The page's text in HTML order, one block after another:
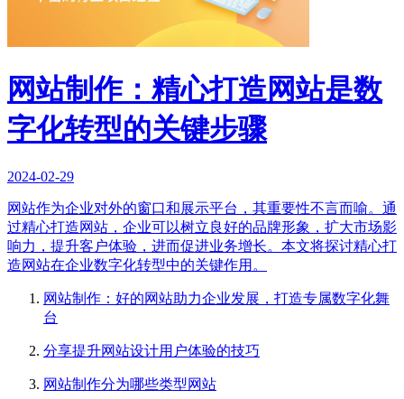
网站制作：精心打造网站是数
字化转型的关键步骤
2024-02-29
网站作为企业对外的窗口和展示平台，其重要性不言而喻。通
过精心打造网站，企业可以树立良好的品牌形象，扩大市场影
响力，提升客户体验，进而促进业务增长。本文将探讨精心打
造网站在企业数字化转型中的关键作用。
网站制作：好的网站助力企业发展，打造专属数字化舞
台
分享提升网站设计用户体验的技巧
网站制作分为哪些类型网站